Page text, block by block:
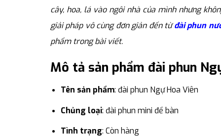
cây, hoa, lá vào ngôi nhà của mình nhưng
giải pháp vô cùng đơn giản đến từđài phun
phẩm trong bài viết.
Mô tả sản phẩm đài phun
Tên sản phẩm: đài phun Ngự Hoa Viên
Chủng loại: đài phun mini để bàn
Tình trạng: Còn hàng